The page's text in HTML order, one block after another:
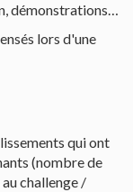
démonstrations…
lors d'une
qui ont
(nombre de
challenge /